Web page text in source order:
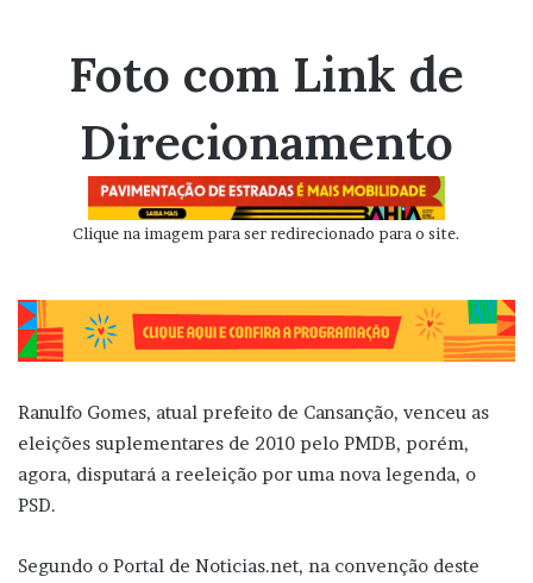
Foto com Link de
Direcionamento
Clique na imagem para ser redirecionado para o site.
Ranulfo Gomes, atual prefeito de Cansanção, venceu as
eleições suplementares de 2010 pelo PMDB, porém,
agora, disputará a reeleição por uma nova legenda, o
PSD.
Segundo o Portal de Noticias.net, na convenção deste